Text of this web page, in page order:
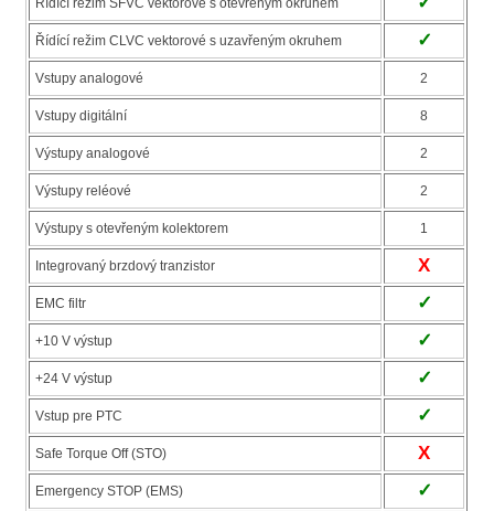
Řídící režim CLVC vektorové s uzavřeným okruhem ✓
Vstupy analogové 2
Vstupy digitální 8
Výstupy analogové 2
Výstupy reléové 2
Výstupy s otevřeným kolektorem 1
Integrovaný brzdový tranzistor X
EMC filtr ✓
+10 V výstup ✓
+24 V výstup ✓
Vstup pre PTC ✓
Safe Torque Off (STO) X
Emergency STOP (EMS) ✓